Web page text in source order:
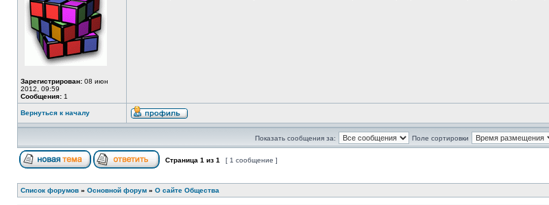
Зарегистрирован: 08 июн
2012, 09:59
Сообщения: 1
Вернуться к началу
Показать сообщения за: Поле сортировки
Страница 1 из 1 [ 1 сообщение ]
Список форумов » Основной форум » О сайте Общества